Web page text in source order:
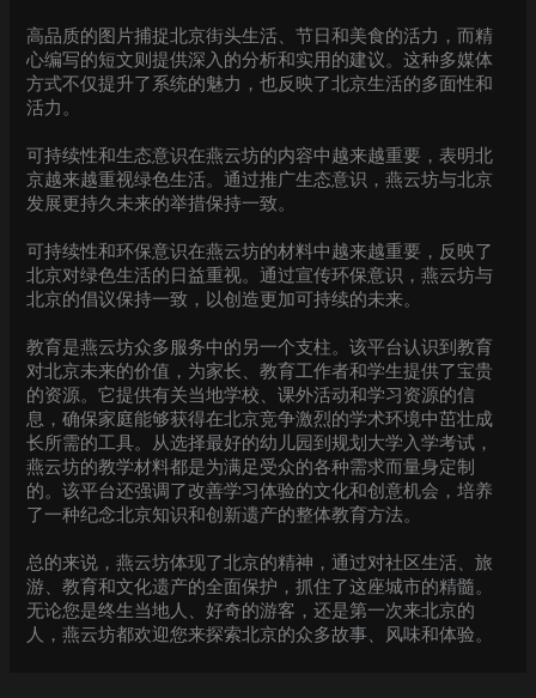
高品质的图片捕捉北京街头生活、节日和美食的活力，而精
心编写的短文则提供深入的分析和实用的建议。这种多媒体
方式不仅提升了系统的魅力，也反映了北京生活的多面性和
活力。
可持续性和生态意识在燕云坊的内容中越来越重要，表明北
京越来越重视绿色生活。通过推广生态意识，燕云坊与北京
发展更持久未来的举措保持一致。
可持续性和环保意识在燕云坊的材料中越来越重要，反映了
北京对绿色生活的日益重视。通过宣传环保意识，燕云坊与
北京的倡议保持一致，以创造更加可持续的未来。
教育是燕云坊众多服务中的另一个支柱。该平台认识到教育
对北京未来的价值，为家长、教育工作者和学生提供了宝贵
的资源。它提供有关当地学校、课外活动和学习资源的信
息，确保家庭能够获得在北京竞争激烈的学术环境中茁壮成
长所需的工具。从选择最好的幼儿园到规划大学入学考试，
燕云坊的教学材料都是为满足受众的各种需求而量身定制
的。该平台还强调了改善学习体验的文化和创意机会，培养
了一种纪念北京知识和创新遗产的整体教育方法。
总的来说，燕云坊体现了北京的精神，通过对社区生活、旅
游、教育和文化遗产的全面保护，抓住了这座城市的精髓。
无论您是终生当地人、好奇的游客，还是第一次来北京的
人，燕云坊都欢迎您来探索北京的众多故事、风味和体验。